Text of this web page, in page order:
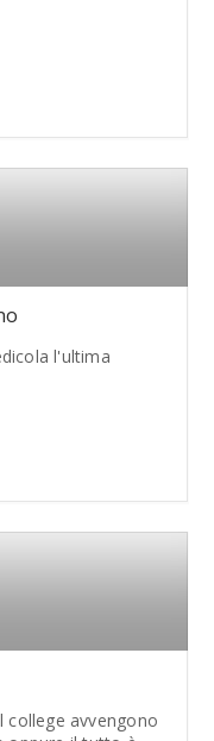
l'ultima
college avvengono